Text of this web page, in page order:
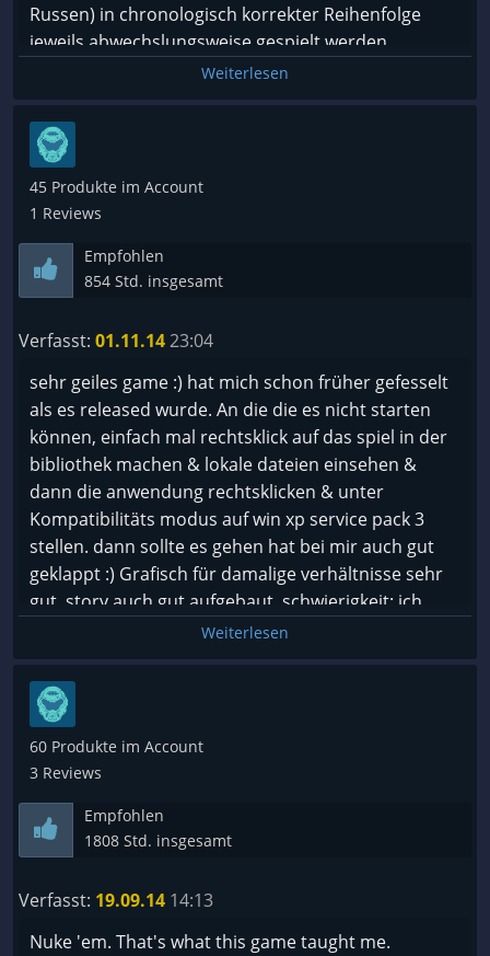
Russen) in chronologisch korrekter Reihenfolge
jeweils abwechslungsweise gespielt werden.
Weiterlesen
45 Produkte im Account
1 Reviews
Empfohlen
854 Std. insgesamt
Verfasst: 01.11.1423:04
sehr geiles game :) hat mich schon früher gefesselt
als es released wurde. An die die es nicht starten
können, einfach mal rechtsklick auf das spiel in der
bibliothek machen & lokale dateien einsehen &
dann die anwendung rechtsklicken & unter
Kompatibilitäts modus auf win xp service pack 3
stellen. dann sollte es gehen hat bei mir auch gut
geklappt :) Grafisch für damalige verhältnisse sehr
gut, story auch gut aufgebaut, schwierigkeit: ich
persönlich fand es auf einfach schon ziehmlich
tricky ;D
Weiterlesen
60 Produkte im Account
3 Reviews
Empfohlen
1808 Std. insgesamt
Verfasst: 19.09.14 14:13
Nuke 'em. That's what this game taught me.